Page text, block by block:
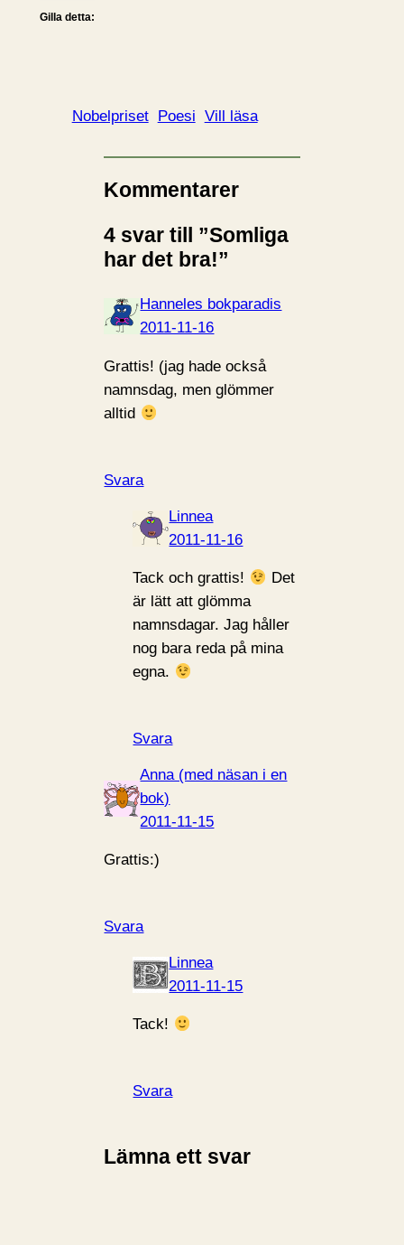
Gilla detta:
Nobelpriset Poesi Vill läsa
Kommentarer
4 svar till ”Somliga
har det bra!”
Hanneles bokparadis
2011-11-16
Grattis! (jag hade också
namnsdag, men glömmer
alltid
Svara
Linnea
2011-11-16
Tack och grattis!
Det
är lätt att glömma
namnsdagar. Jag håller
nog bara reda på mina
egna.
Svara
Anna (med näsan i en
bok)
2011-11-15
Grattis:)
Svara
Linnea
2011-11-15
Tack!
Svara
Lämna ett svar